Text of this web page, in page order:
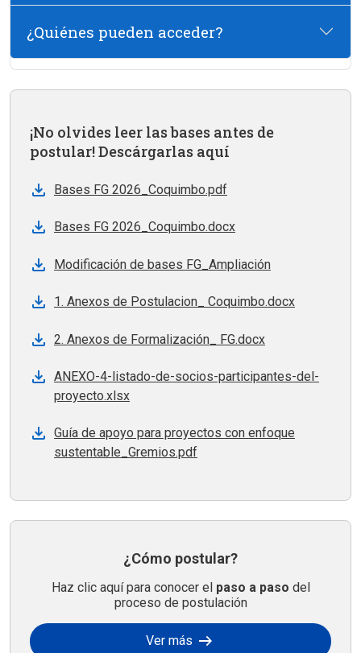
¿Quiénes pueden acceder?
¡No olvides leer las bases antes de
postular! Descárgarlas aquí
Bases FG 2026_Coquimbo.pdf
Bases FG 2026_Coquimbo.docx
Modificación de bases FG_Ampliación
1. Anexos de Postulacion_ Coquimbo.docx
2. Anexos de Formalización_ FG.docx
ANEXO-4-listado-de-socios-participantes-del-
proyecto.xlsx
Guía de apoyo para proyectos con enfoque
sustentable_Gremios.pdf
¿Cómo postular?
Haz clic aquí para conocer el paso a paso del
proceso de postulación
Ver más arrow_right_alt